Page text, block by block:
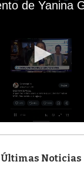
Últimas Noticias